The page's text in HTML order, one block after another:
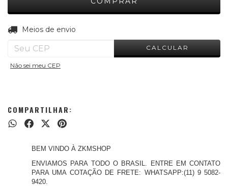
Entregas para o CEP:
Meios de envio
CALCULAR
Não sei meu CEP
COMPARTILHAR:
BEM VINDO À ZKMSHOP
ENVIAMOS PARA TODO O BRASIL. ENTRE EM CONTATO
PARA UMA COTAÇÃO DE FRETE: WHATSAPP:(11) 9 5082-
9420.